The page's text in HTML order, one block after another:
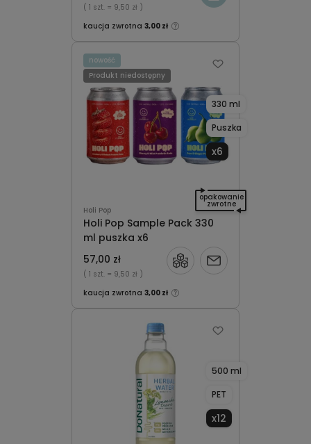
( 1 szt. = 9,50 zł )
kaucja zwrotna 3,00 zł
Holi Pop
Holi Pop Sample Pack 330
ml puszka x6
330 ml
Puszka
x6
57,00 zł
( 1 szt. = 9,50 zł )
kaucja zwrotna 3,00 zł
opakowanie
zwrotne
nowość
Produkt niedostępny
Powiadom
500 ml
PET
x12